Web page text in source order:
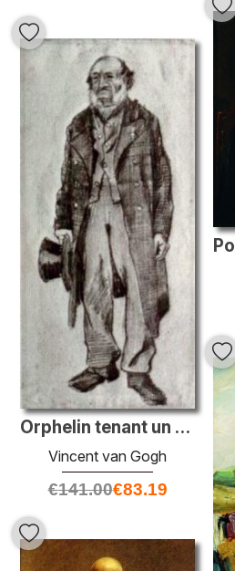
Orphelin tenant un chapeau haut de gamme dans sa main
Vincent van Gogh
€141.00€83.19